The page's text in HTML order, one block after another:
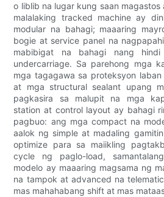
o liblib na lugar kung saan
malalaking tracked machine ay
modular na bahagi; maaaring
bogie at service panel na
mabibigat na bahagi nang
undercarriage. Sa parehong mga
mga tagagawa sa proteksyon
at mga structural sealant upang
pagkasira sa malupit na mga
station at control layout ay bahagi
pagbuo: ang mga compact na
aalok ng simple at madaling
optimize para sa maiikling
cycle ng paglo-load,
modelo ay maaaring magsama ng
na tampok at advanced na
mas mahahabang shift at mas